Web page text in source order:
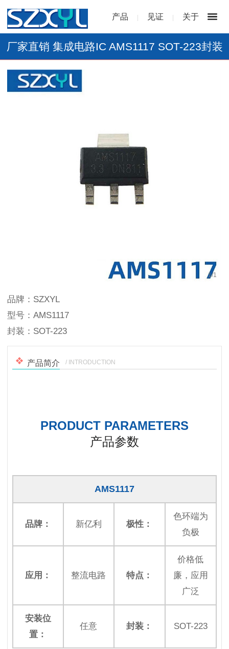
产品 | 见证 | 关于
厂家直销 集成电路IC AMS1117 SOT-223封装
1/1
品牌：SZXYL
型号：AMS1117
封装：SOT-223
产品简介 / INTRODUCTION
PRODUCT PARAMETERS
产品参数
AMS1117
品牌： 新亿利 极性：
色环端为
负极
应用： 整流电路 特点：
价格低
廉，应用
广泛
安装位
置：
任意 封装： SOT-223